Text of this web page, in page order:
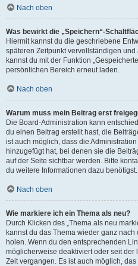
Nach oben
Was bewirkt die „Speichern“-
Hiermit kannst du die geschriebene
späteren Zeitpunkt vervollständigen
kannst du mit der Funktion
persönlichen Bereich erneut laden.
Nach oben
Warum muss mein Beitrag erst
Die Board-Administration kann
du einen Beitrag erstellt hast, die
ist auch möglich, dass die
hinzugefügt hat, bei denen sie die
auf der Seite sichtbar werden. Bitte
du weitere Informationen dazu benötigst.
Nach oben
Wie markiere ich ein Thema als neu?
Durch Klicken des „Thema als neu
kannst du das Thema wieder ganz
holen. Wenn du den entsprechenden
möglicherweise deaktiviert oder seit der
Zeit vergangen. Es ist auch möglich,